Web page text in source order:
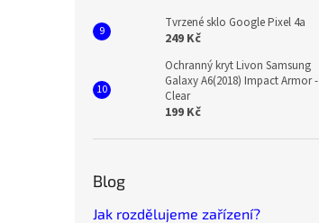
Tvrzené sklo Google Pixel 4a
249 Kč
Ochranný kryt Livon Samsung
Galaxy A6(2018) Impact Armor -
Clear
199 Kč
Blog
Jak rozdělujeme zařízení?